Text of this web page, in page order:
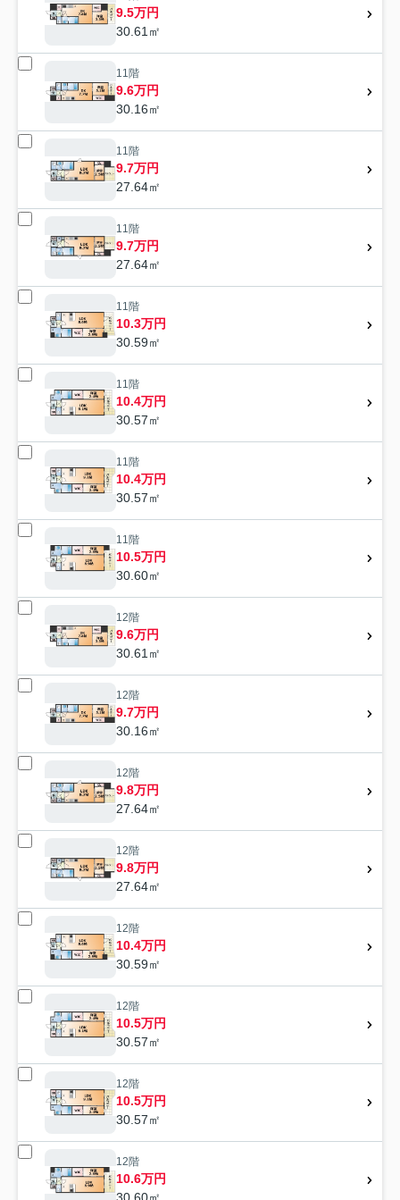
9.5万円
30.61㎡
11階
9.6万円
30.16㎡
11階
9.7万円
27.64㎡
11階
9.7万円
27.64㎡
11階
10.3万円
30.59㎡
11階
10.4万円
30.57㎡
11階
10.4万円
30.57㎡
11階
10.5万円
30.60㎡
12階
9.6万円
30.61㎡
12階
9.7万円
30.16㎡
12階
9.8万円
27.64㎡
12階
9.8万円
27.64㎡
12階
10.4万円
30.59㎡
12階
10.5万円
30.57㎡
12階
10.5万円
30.57㎡
12階
10.6万円
30.60㎡